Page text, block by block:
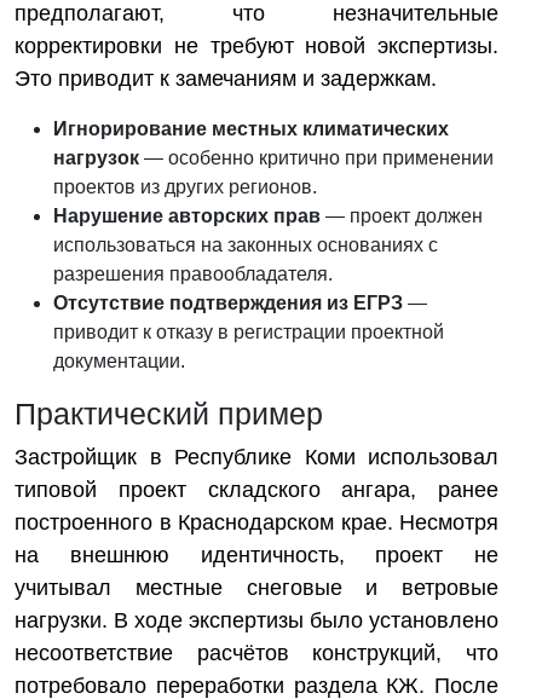
предполагают, что незначительные
корректировки не требуют новой экспертизы.
Это приводит к замечаниям и задержкам.
Игнорирование местных климатических
нагрузок — особенно критично при применении
проектов из других регионов.
Нарушение авторских прав — проект должен
использоваться на законных основаниях с
разрешения правообладателя.
Отсутствие подтверждения из ЕГРЗ —
приводит к отказу в регистрации проектной
документации.
Практический пример
Застройщик в Республике Коми использовал
типовой проект складского ангара, ранее
построенного в Краснодарском крае. Несмотря
на внешнюю идентичность, проект не
учитывал местные снеговые и ветровые
нагрузки. В ходе экспертизы было установлено
несоответствие расчётов конструкций, что
потребовало переработки раздела КЖ. После